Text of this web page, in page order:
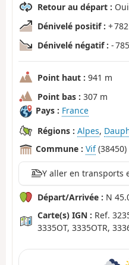
Retour au départ : Oui
Dénivelé positif : +
Dénivelé négatif : -
Point haut : 941 m
Point bas : 307 m
Pays : France
Régions : Alpes,
Commune : Vif(38450)
Y aller en transports
Départ/Arrivée : N
Carte(s) IGN : Ref.
3335OT, 3335OTR,